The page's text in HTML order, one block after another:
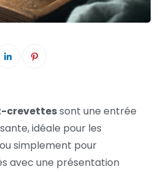
crevettessont une entrée
idéale pour les
simplement pour
avec une présentation